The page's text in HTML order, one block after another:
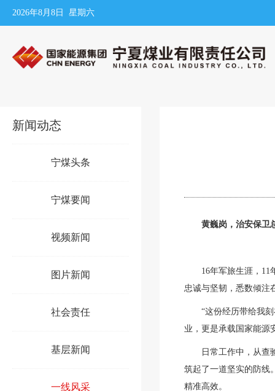
2026年8月8日 星期六
新闻动态
宁煤头条
宁煤要闻
视频新闻
图片新闻
社会责任
基层新闻
一线风采
黄巍岗，治安保卫
16年军旅生涯，
忠诚与坚韧，悉数倾注
“这份经历带给我
业，更是承载国家能源
日常工作中，从查
筑起了一道坚实的防线
精准高效。